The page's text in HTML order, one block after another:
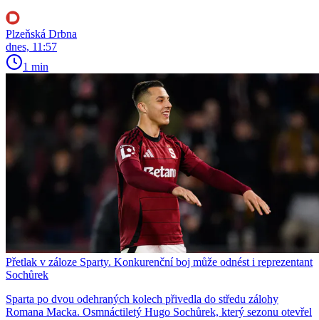
Plzeňská Drbna
dnes, 11:57
1 min
Přetlak v záloze Sparty. Konkurenční boj může odnést i reprezentant
Sochůrek
Sparta po dvou odehraných kolech přivedla do středu zálohy
Romana Macka. Osmnáctiletý Hugo Sochůrek, který sezonu otevřel